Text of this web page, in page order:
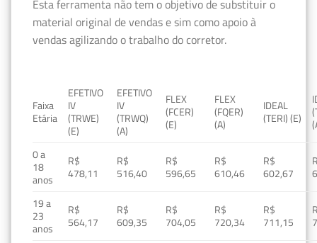
Esta ferramenta não tem o objetivo de substituir o
material original de vendas e sim como apoio à
vendas agilizando o trabalho do corretor.
Faixa
Etária
EFETIVO
IV
(TRWE)
(E)
EFETIVO
IV
(TRWQ)
(A)
FLEX
(FCER)
(E)
FLEX
(FQER)
(A)
IDEAL
(TERI) (E)
0 a
18
anos
R$
478,11
R$
516,40
R$
596,65
R$
610,46
R$
602,67
19 a
23
anos
R$
564,17
R$
609,35
R$
704,05
R$
720,34
R$
711,15